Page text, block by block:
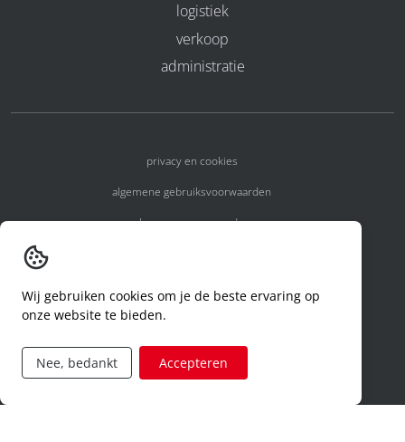
logistiek
verkoop
administratie
privacy en cookies
algemene gebruiksvoorwaarden
algemene voorwaarden
code of conduct
aanvraag rechten ivm privacy
Wij gebruiken cookies om je de beste ervaring op
onze website te bieden.
Nee, bedankt Accepteren